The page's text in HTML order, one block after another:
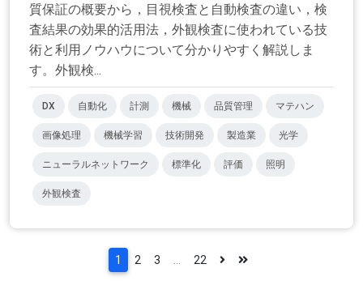
質保証の概要から，目視検査と自動検査の違い，検
査結果の効果的活用法，外観検査に使われている技
術と利用ノウハウについて分かりやすく解説しま
す。外観検...
DX 自動化 計測 機械 品質管理 マテハン
画像処理 機械学習 技術開発 製造業 光学
ニューラルネットワーク 標準化 評価 照明
外観検査
1 2 3 22